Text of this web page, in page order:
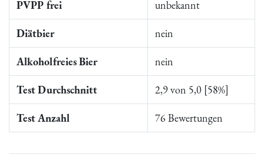
PVPP frei unbekannt
Diätbier nein
Alkoholfreies Bier nein
Test Durchschnitt 2,9 von 5,0 [58%]
Test Anzahl 76 Bewertungen